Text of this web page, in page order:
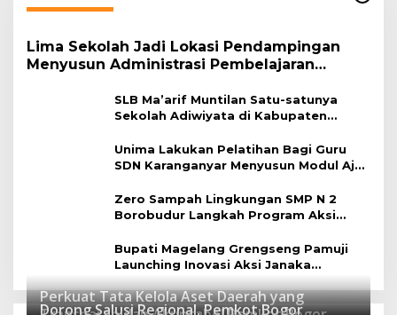
Lima Sekolah Jadi Lokasi Pendampingan
Menyusun Administrasi Pembelajaran
SLB Ma’arif Muntilan Satu-satunya
Sekolah Adiwiyata di Kabupaten
Unima Lakukan Pelatihan Bagi Guru
SDN Karanganyar Menyusun Modul Ajar
Zero Sampah Lingkungan SMP N 2
Borobudur Langkah Program Aksi
Bupati Magelang Grengseng Pamuji
Launching Inovasi Aksi Janaka
Program Sekolah Adiwiyata
Perkuat Tata Kelola Aset Daerah yang
Dorong Salusi Regional, Pemkot Bogor